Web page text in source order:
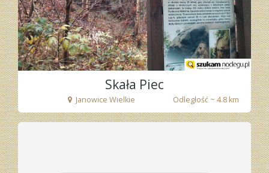
fot. Tenet
Skała Piec
Janowice Wielkie Odległość ~ 4.8 km